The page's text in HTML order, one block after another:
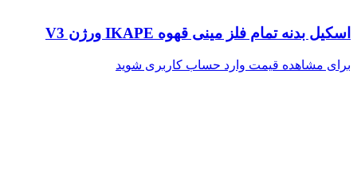
اسکیل بدنه تمام فلز مینی قهوه IKAPE ورژن V3
برای مشاهده قیمت وارد حساب کاربری شوید